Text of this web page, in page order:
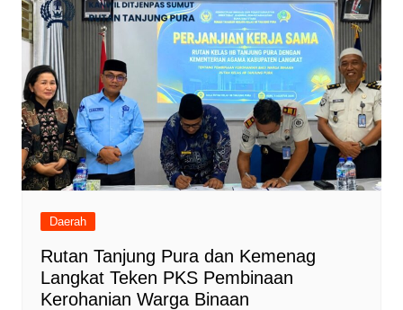
Daerah
Rutan Tanjung Pura dan Kemenag
Langkat Teken PKS Pembinaan
Kerohanian Warga Binaan